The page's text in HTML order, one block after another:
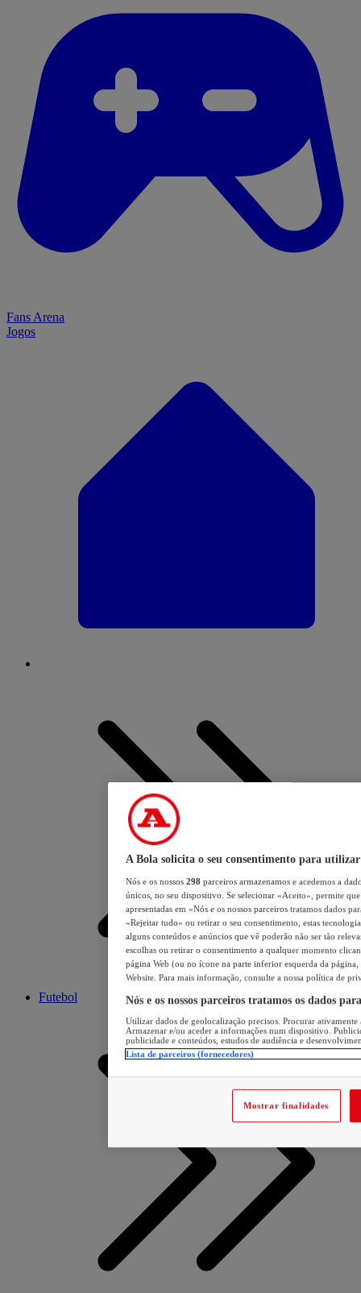
Fans Arena
Jogos
Futebol
A Bola solicita o seu consentimento para utilizar
Nós e os nossos 298 parceiros armazenamos e acedemos a
únicos, no seu dispositivo. Se selecionar «Aceito», permite
apresentadas em «Nós e os nossos parceiros tratamos dados
«Rejeitar tudo» ou retirar o seu consentimento, estas
alguns conteúdos e anúncios que vê poderão não ser tão
escolhas ou retirar o consentimento a qualquer momento
página Web (ou no ícone na parte inferior esquerda da página,
Website. Para mais informação, consulte a nossa política de
Nós e os nossos parceiros tratamos os dados
Utilizar dados de geolocalização precisos. Procurar
Armazenar e/ou aceder a informações num dispositivo.
publicidade e conteúdos, estudos de audiência e
Lista de parceiros (fornecedores)
Mostrar finalidades